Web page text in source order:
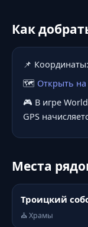
Как
📌 Координаты:
🗺️ Открыть на
🎮 В игре
GPS
Места
Троицкий
⛪ Храмы